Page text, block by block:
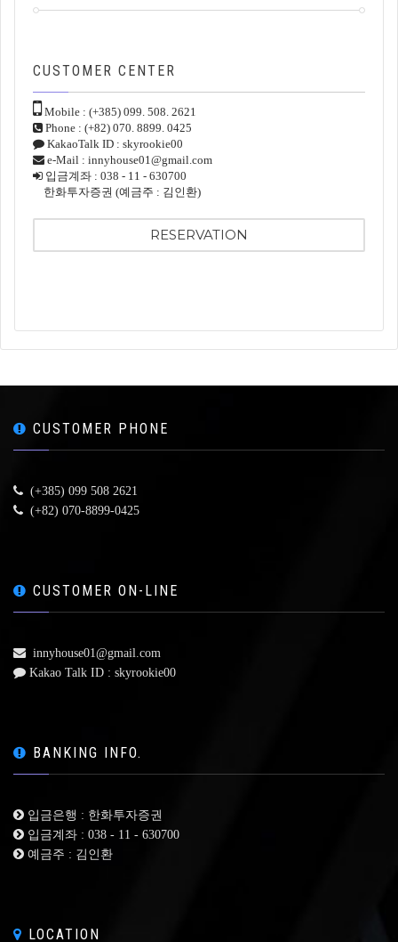
CUSTOMER CENTER
Mobile : (+385) 099. 508. 2621
Phone : (+82) 070. 8899. 0425
KakaoTalk ID : skyrookie00
e-Mail : innyhouse01@gmail.com
입금계좌 : 038 - 11 - 630700
한화투자증권 (예금주 : 김인환)
RESERVATION
CUSTOMER PHONE
(+385) 099 508 2621
(+82) 070-8899-0425
CUSTOMER ON-LINE
innyhouse01@gmail.com
Kakao Talk ID : skyrookie00
BANKING INFO.
입금은행 : 한화투자증권
입금계좌 : 038 - 11 - 630700
예금주 : 김인환
LOCATION